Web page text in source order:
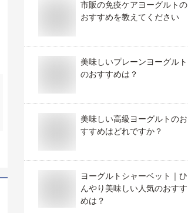
市販の免疫ケアヨーグルトの
おすすめを教えてください
美味しいプレーンヨーグルト
のおすすめは？
美味しい高級ヨーグルトのお
すすめはどれですか？
ヨーグルトシャーベット｜ひ
んやり美味しい人気のおすす
めは？